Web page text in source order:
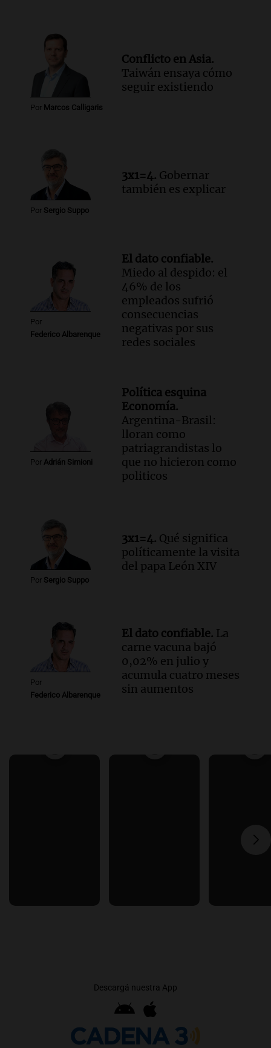
Episodios
Audio.
Santa Fe, segunda provincia con
más femicidios del país, según informe
de Casa del Encuentro
Panorama Federal
Episodios
Procrear en la provincia
Panorama Federal
Episodios
Por Marcos Calligaris
Conflicto en Asia.
Taiwán ensaya cómo
seguir existiendo
Por Sergio Suppo
3x1=4. Gobernar
también es explicar
Por
Federico Albarenque
El dato confiable.
Miedo al despido: el
46% de los
empleados sufrió
consecuencias
negativas por sus
redes sociales
Por Adrián Simioni
Política esquina
Economía.
Argentina-Brasil:
lloran como
patriagrandistas lo
que no hicieron como
politicos
Por Sergio Suppo
3x1=4. Qué significa
políticamente la visita
del papa León XIV
Por
Federico Albarenque
El dato confiable. La
carne vacuna bajó
0,02% en julio y
acumula cuatro meses
sin aumentos
Descargá nuestra App